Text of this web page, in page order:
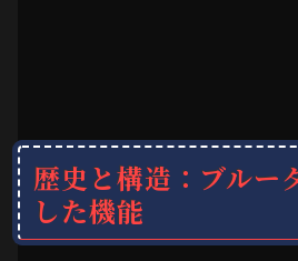
歴史と構造：ブルー
した機能